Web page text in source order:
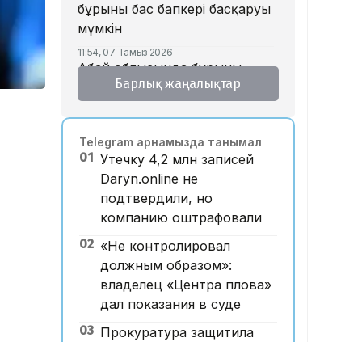
бұрынғы бас бапкері басқаруы
мүмкін
11:54, 07 Тамыз 2026
Абай облысында бұрынғы
жұбайын таяқпен ұрып
11:52, 07 Тамыз 2026
Марқұм фельдшер Ұлдана
Мырзуанның жұбайы жаңа
некесіне қатысты пікір
білдірді
10:20, 07 Тамыз 2026
Қызылорда облысында
заңсыз алтын өндірді деген
күдікпен 13 адам қамауға
алынды
Барлық жаңалықтар
Telegram арнамызда танымал
01 Утечку 4,2 млн записей
Daryn.online не
подтвердили, но
компанию оштрафовали
02 «Не контролировал
должным образом»:
владелец «Центра плова»
дал показания в суде
03 Прокуратура защитила